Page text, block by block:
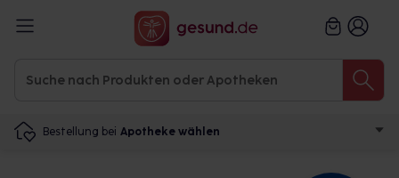
Bestellung bei Apotheke wählen